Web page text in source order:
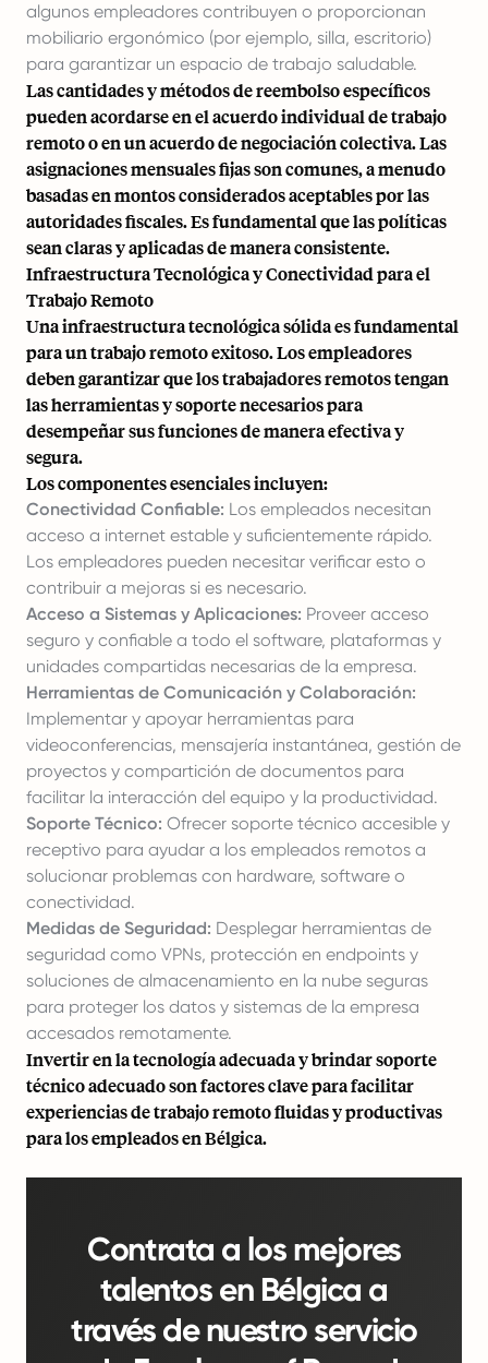
algunos empleadores contribuyen o proporcionan
mobiliario ergonómico (por ejemplo, silla, escritorio)
para garantizar un espacio de trabajo saludable.
Las cantidades y métodos de reembolso específicos
pueden acordarse en el acuerdo individual de trabajo
remoto o en un acuerdo de negociación colectiva. Las
asignaciones mensuales fijas son comunes, a menudo
basadas en montos considerados aceptables por las
autoridades fiscales. Es fundamental que las políticas
sean claras y aplicadas de manera consistente.
Infraestructura Tecnológica y Conectividad para el
Trabajo Remoto
Una infraestructura tecnológica sólida es fundamental
para un trabajo remoto exitoso. Los empleadores
deben garantizar que los trabajadores remotos tengan
las herramientas y soporte necesarios para
desempeñar sus funciones de manera efectiva y
segura.
Los componentes esenciales incluyen:
Conectividad Confiable: Los empleados necesitan
acceso a internet estable y suficientemente rápido.
Los empleadores pueden necesitar verificar esto o
contribuir a mejoras si es necesario.
Acceso a Sistemas y Aplicaciones: Proveer acceso
seguro y confiable a todo el software, plataformas y
unidades compartidas necesarias de la empresa.
Herramientas de Comunicación y Colaboración:
Implementar y apoyar herramientas para
videoconferencias, mensajería instantánea, gestión de
proyectos y compartición de documentos para
facilitar la interacción del equipo y la productividad.
Soporte Técnico: Ofrecer soporte técnico accesible y
receptivo para ayudar a los empleados remotos a
solucionar problemas con hardware, software o
conectividad.
Medidas de Seguridad: Desplegar herramientas de
seguridad como VPNs, protección en endpoints y
soluciones de almacenamiento en la nube seguras
para proteger los datos y sistemas de la empresa
accesados remotamente.
Invertir en la tecnología adecuada y brindar soporte
técnico adecuado son factores clave para facilitar
experiencias de trabajo remoto fluidas y productivas
para los empleados en Bélgica.
Contrata a los mejores
talentos en Bélgica a
través de nuestro servicio